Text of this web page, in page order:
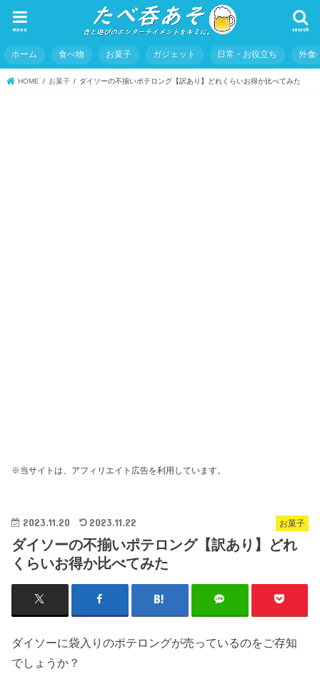
search
menu
ホーム 食べ物 お菓子 ガジェット 日常・お役立ち 外食
HOME お菓子 ダイソーの不揃いポテロング【訳あり】どれくらいお得か比べてみた
※当サイトは、アフィリエイト広告を利用しています。
お菓子
2023.11.20 2023.11.22
ダイソーの不揃いポテロング【訳あり】どれ
くらいお得か比べてみた
ダイソーに袋入りのポテロングが売っているのをご存知
でしょうか？